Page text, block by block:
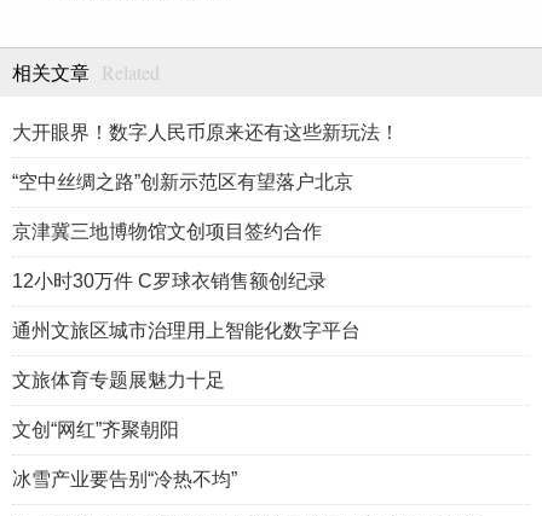
相关文章 Related
大开眼界！数字人民币原来还有这些新玩法！
“空中丝绸之路”创新示范区有望落户北京
京津冀三地博物馆文创项目签约合作
12小时30万件 C罗球衣销售额创纪录
通州文旅区城市治理用上智能化数字平台
文旅体育专题展魅力十足
文创“网红”齐聚朝阳
冰雪产业要告别“冷热不均”